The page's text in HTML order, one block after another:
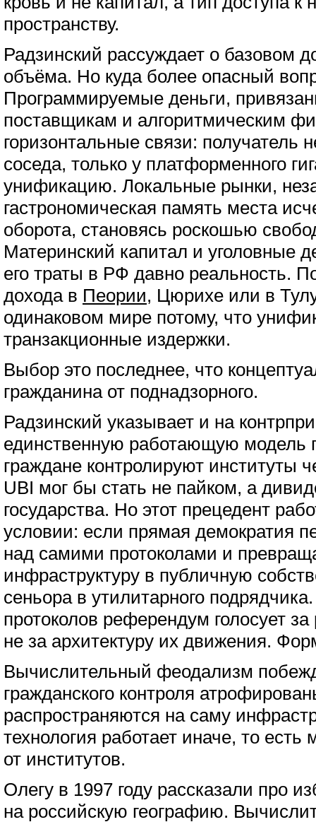
пространству.
Радзинский рассуждает о базовом
объёма. Но куда более опасный
Программируемые деньги,
поставщикам и алгоритмическим
горизонтальные связи: получатель
соседа, только у платформенного
унификацию. Локальные рынки,
гастрономическая память места
оборота, становясь роскошью
Материнский капитал и уголовные
его траты в РФ давно реальность.
дохода в Пеории, Цюрихе или в
одинаковом мире потому, что
транзакционные издержки.
Выбор это последнее, что
гражданина от поднадзорного.
Радзинский указывает и на
единственную работающую модель
граждане контролируют институты
UBI мог бы стать не пайком, а
государства. Но этот прецедент
условии: если прямая демократия
над самими протоколами и
инфраструктуру в публичную
сеньора в утилитарного
протоколов референдум голосует
не за архитектуру их движения.
Вычислительный феодализм
гражданского контроля
распространяются на саму
технология работает иначе, то есть
от институтов.
Олегу в 1997 году рассказали про
на российскую географию.